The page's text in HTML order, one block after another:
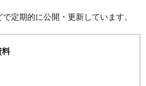
定期的に公開・更新しています。
料